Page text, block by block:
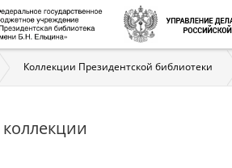
Коллекции Президентской библиотеки